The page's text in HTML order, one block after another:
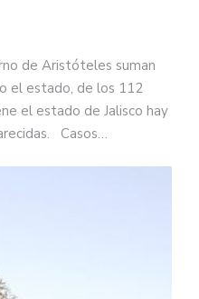
de Aristóteles suman
el estado, de los 112
el estado de Jalisco hay
Casos…